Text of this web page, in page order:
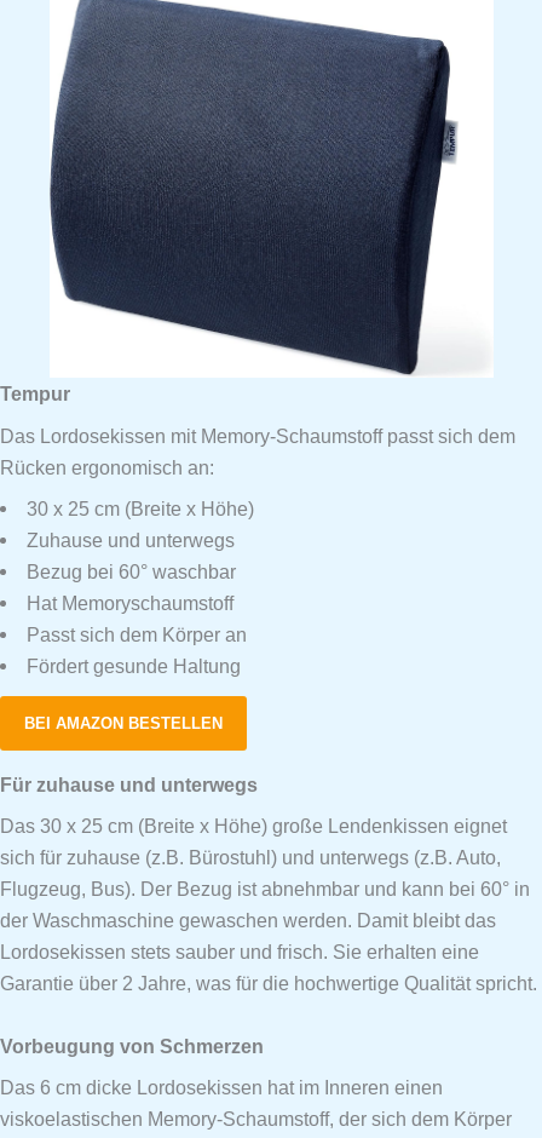
Tempur
Das Lordosekissen mit Memory-Schaumstoff passt sich dem
Rücken ergonomisch an:
30 x 25 cm (Breite x Höhe)
Zuhause und unterwegs
Bezug bei 60° waschbar
Hat Memoryschaumstoff
Passt sich dem Körper an
Fördert gesunde Haltung
BEI AMAZON BESTELLEN
Für zuhause und unterwegs
Das 30 x 25 cm (Breite x Höhe) große Lendenkissen eignet
sich für zuhause (z.B. Bürostuhl) und unterwegs (z.B. Auto,
Flugzeug, Bus). Der Bezug ist abnehmbar und kann bei 60° in
der Waschmaschine gewaschen werden. Damit bleibt das
Lordosekissen stets sauber und frisch. Sie erhalten eine
Garantie über 2 Jahre, was für die hochwertige Qualität spricht.
Vorbeugung von Schmerzen
Das 6 cm dicke Lordosekissen hat im Inneren einen
viskoelastischen Memory-Schaumstoff, der sich dem Körper